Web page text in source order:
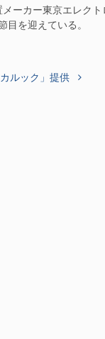
ーカー東京エレク
を迎えている。
ルック」提供